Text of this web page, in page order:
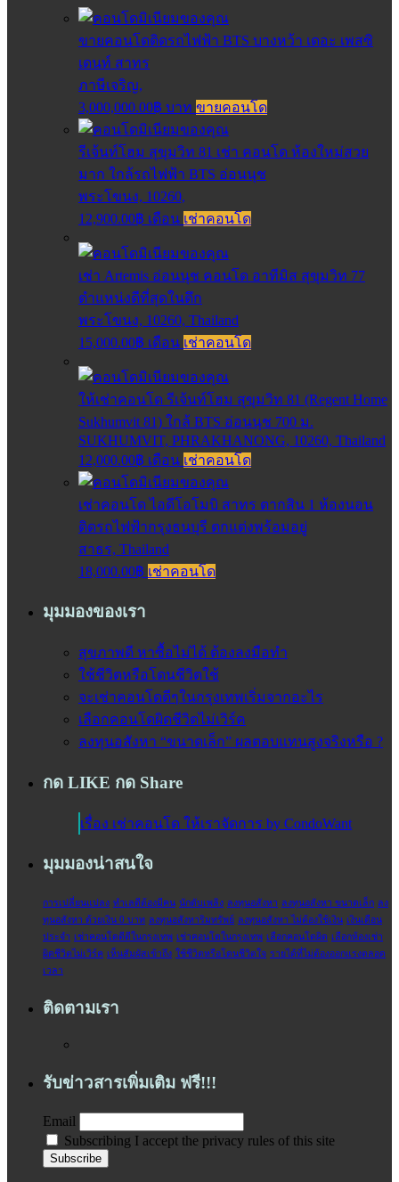
ขายคอนโดติดรถไฟฟ้า BTS บางหว้า เดอะ เพสซิ
เดนท์ สาทร
ภาษีเจริญ,
3,000,000.00฿ บาท ขายคอนโด
รีเจ้นท์โฮม สุขุมวิท 81 เช่า คอนโด ห้องใหม่สวย
มาก ใกล้รถไฟฟ้า BTS อ่อนนุช
พระโขนง, 10260,
12,900.00฿ เดือน เช่าคอนโด
เช่า Artemis อ่อนนุช คอนโด อาทีมิส สุขุมวิท 77
ตำแหน่งดีที่สุดในตึก
พระโขนง, 10260, Thailand
15,000.00฿ เดือน เช่าคอนโด
ให้เช่าคอนโด รีเจ้นท์โฮม สุขุมวิท 81 (Regent Home
Sukhumvit 81) ใกล้ BTS อ่อนนุช 700 ม.
SUKHUMVIT, PHRAKHANONG, 10260, Thailand
12,000.00฿ เดือน เช่าคอนโด
เช่าคอนโด ไอดีโอโมบิ สาทร ตากสิน 1 ห้องนอน
ติดรถไฟฟ้ากรุงธนบุรี ตกแต่งพร้อมอยู่
สาธร, Thailand
18,000.00฿ เช่าคอนโด
มุมมองของเรา
สุขภาพดี หาซื้อไม่ได้ ต้องลงมือทำ
ใช้ชีวิตหรือโดนชีวิตใช้
จะเช่าคอนโดดีๆในกรุงเทพเริ่มจากอะไร
เลือกคอนโดผิดชีวิตไม่เวิร์ค
ลงทุนอสังหา “ขนาดเล็ก” ผลตอบแทนสูงจริงหรือ ?
กด LIKE กด Share
เรื่อง เช่าคอนโด ให้เราจัดการ by CondoWant
มุมมองน่าสนใจ
การเปลี่ยนแปลง ทำเลดีต้องมีคน นักดับเพลิง ลงทุนอสังหา ลงทุนอสังหา ขนาดเล็ก ลง
ทุนอสังหา ด้วยเงิน 0 บาท ลงทุนอสังหาริมทรัพย์ ลงทุนอสังหา ไม่ต้องใช้เงิน เงินเดือน
ประจำ‬ เช่าคอนโดดีดีในกรุงเทพ เช่าคอนโดในกรุงเทพ เลือกคอนโดผิด เลือกห้องเช่า
ผิดชีวิตไม่เวิร์ค เห็นสัมผัสเข้าถึง ใช้ชีวิตหรือโดนชีวิตใจ ‎รายได้ที่ไม่ต้องออกแรงตลอด
เวลา‬
ติดตามเรา
รับข่าวสารเพิ่มเติม ฟรี!!!
Email
Subscribing I accept the privacy rules of this site